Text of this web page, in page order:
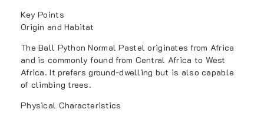
Key Points
Origin and Habitat
The Ball Python Normal Pastel originates from Africa
and is commonly found from Central Africa to West
Africa. It prefers ground-dwelling but is also capable
of climbing trees.
Physical Characteristics